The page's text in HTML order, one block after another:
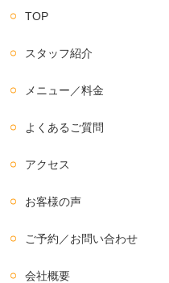
TOP
スタッフ紹介
メニュー／料金
よくあるご質問
アクセス
お客様の声
ご予約／お問い合わせ
会社概要